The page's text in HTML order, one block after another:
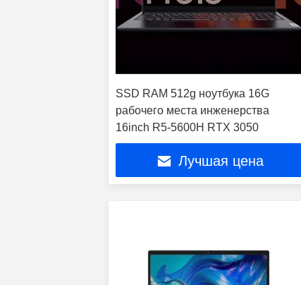
SSD RAM 512g ноутбука 16G
рабочего места инженерства
16inch R5-5600H RTX 3050
Лучшая цена